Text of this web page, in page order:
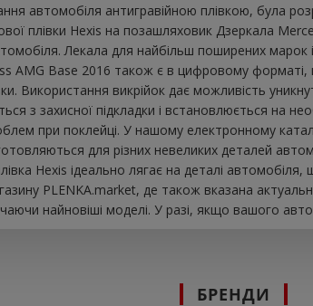
автомобіля антигравійною плівкою, була
плівки Hexis на позашляховик Дзеркала
Лекала для найбільш поширених марок
AMG Base 2016 також є в цифровому
Використання викрійок дає можливість
з захисної підкладки і встановлюється на
при поклейці. У нашому електронному
для різних невеликих деталей
Hexis ідеально лягає на деталі
PLENKA.market, де також вказана
найновіші моделі. У разі, якщо вашого
БРЕНДИ